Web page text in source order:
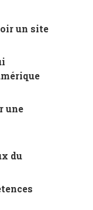
un site
une
du